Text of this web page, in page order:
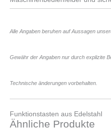
Alle Angaben beruhen auf Aussagen
Gewähr der Angaben nur durch explizite
Technische änderungen vorbehalten.
Funktionstasten aus Edelstahl
Ähnliche Produkte